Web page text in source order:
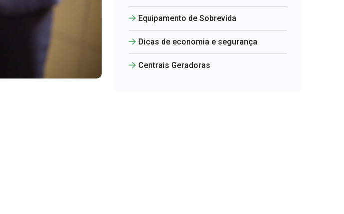
Equipamento de Sobrevida
Dicas de economia e segurança
Centrais Geradoras